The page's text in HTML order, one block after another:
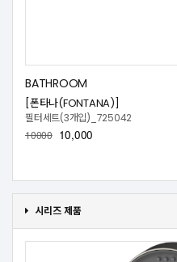
BATHROOM
[폰타나(FONTANA)]
필터세트(3개입)_725042
10000 10,000
시리즈 제품